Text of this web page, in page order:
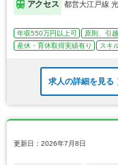
アクセス 都営大江戸線
年収550万円以上可 原則、引
産休・育休取得実績有り
スキ
求人の詳細を見る
更新日：2026年7月8日